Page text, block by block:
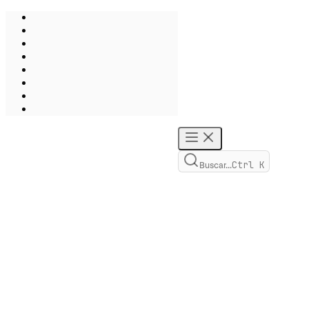
Buscar...Ctrl K